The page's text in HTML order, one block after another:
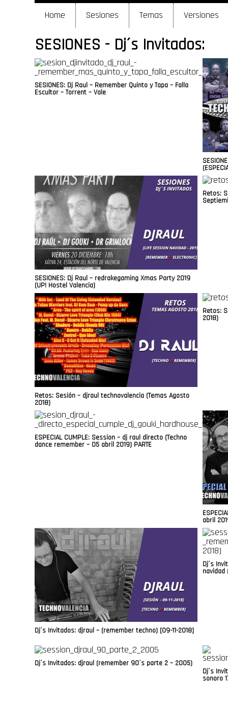
Home Sesiones Temas Versiones
SESIONES - Dj´s Invitados:
SESIONES: Dj Raul – Remember Quinto y Tapa – Falla
Escultor – Torrent – Vale
SESIONES: Dj Raul – redrakegaming Xmas Party 2019
(UP! Hostel Valencia)
Retos:
Retos: Sesión – djraul technovalencia (Temas Agosto
2018)
Retos:
2018)
ESPECIAL CUMPLE: Session – dj raul directo (Techno
dance remember – 05 abril 2019) PARTE
abril
Dj´s Invitados: djraul – (remember techno) [09-11-2018]
Dj´s
navidad
Dj´s Invitados: djraul (remember 90´s parte 2 – 2005)
Dj´s
sonoro